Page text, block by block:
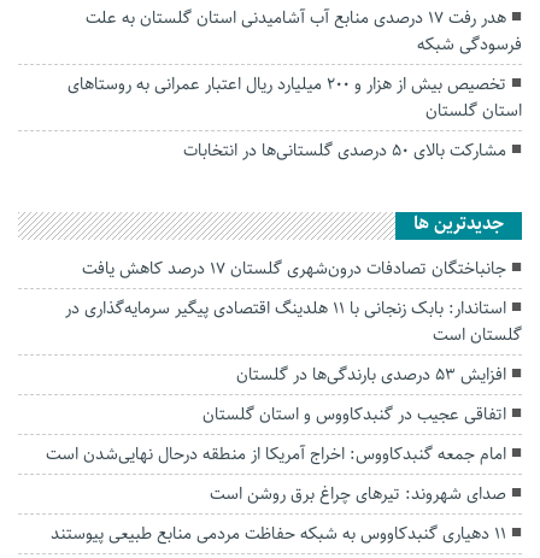
هدر رفت ۱۷ درصدی منابع آب آشامیدنی استان گلستان به علت
فرسودگی شبکه
تخصیص بیش از هزار و ۲۰۰ میلیارد ریال اعتبار عمرانی به روستا‌های
استان گلستان
مشارکت بالای ۵۰ درصدی گلستانی‌ها در انتخابات
جديدترين ها
جانباختگان تصادفات درون‌شهری گلستان ۱۷ درصد کاهش یافت
استاندار: بابک زنجانی با ۱۱ هلدینگ اقتصادی پیگیر سرمایه‌گذاری در
گلستان است
افزایش ۵۳ درصدی بارندگی‌ها در گلستان
اتفاقی عجیب در‌ گنبدکاووس و استان گلستان
امام جمعه گنبدکاووس: اخراج آمریکا از منطقه درحال نهایی‌شدن است
صدای شهروند: تیرهای چراغ برق روشن است
۱۱ دهیاری گنبدکاووس به شبکه حفاظت مردمی منابع طبیعی پیوستند